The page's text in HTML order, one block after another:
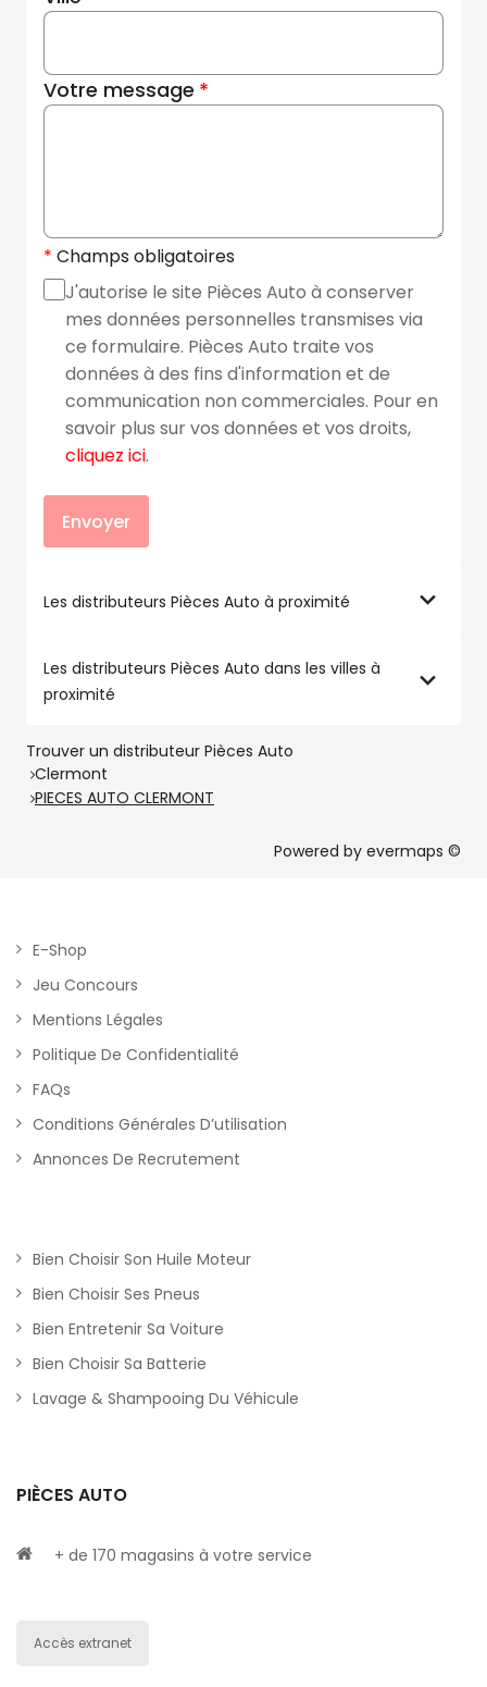
Votre message
Champs obligatoires
J'autorise le site Pièces Auto à conserver
mes données personnelles transmises via
ce formulaire. Pièces Auto traite vos
données à des fins d'information et de
communication non commerciales. Pour en
savoir plus sur vos données et vos droits,
cliquez ici.
Envoyer
Les distributeurs Pièces Auto à proximité
Les distributeurs Pièces Auto dans les villes à
proximité
Trouver un distributeur Pièces Auto
Clermont
PIECES AUTO CLERMONT
Powered by evermaps ©
E-Shop
Jeu Concours
Mentions Légales
Politique De Confidentialité
FAQs
Conditions Générales D’utilisation
Annonces De Recrutement
Bien Choisir Son Huile Moteur
Bien Choisir Ses Pneus
Bien Entretenir Sa Voiture
Bien Choisir Sa Batterie
Lavage & Shampooing Du Véhicule
PIÈCES AUTO
+ de 170 magasins à votre service
Accès extranet